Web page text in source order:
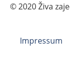
© 2020 Živa
Impressum